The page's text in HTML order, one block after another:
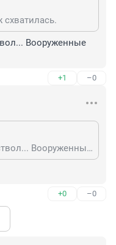
Вооруженные
+1 –0
А вот был бы у них короткоствол... Вооруженные люди -- вежливые люди.
+0 –0